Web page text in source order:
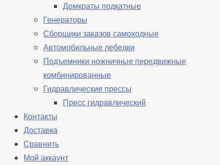
Домкраты подкатные
Генераторы
Сборщики заказов самоходные
Автомобильные лебедки
Подъемники ножничные передвижные
комбинированные
Гидравлические прессы
Пресс гидравлический
Контакты
Доставка
Сравнить
Мой аккаунт